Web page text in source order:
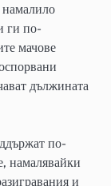
намалило
ги по-
мачове
дължината
по-
намалявайки
и